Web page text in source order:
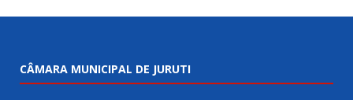
CÂMARA MUNICIPAL DE JURUTI